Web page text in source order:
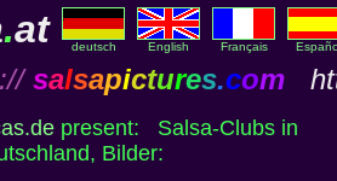
.at deutsch English Français
:// salsapictures.com
present: Salsa-Clubs in
Bilder: